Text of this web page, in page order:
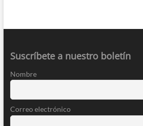
Suscríbete a nuestro boletín
Nombre
Correo electrónico